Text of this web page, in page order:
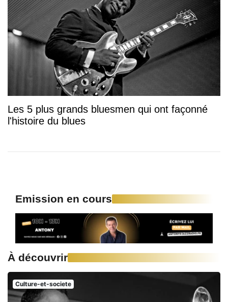
Les 5 plus grands bluesmen qui ont façonné
l'histoire du blues
Emission en cours
À découvrir
Culture-et-societe